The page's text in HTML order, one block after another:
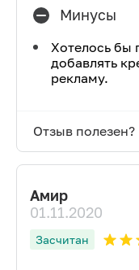
Минусы
Хотелось бы
добавлять
рекламу.
Отзыв полезен?
Амир
01.11.2020
Засчитан